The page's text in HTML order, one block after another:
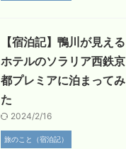
【宿泊記】鴨川が見える
ホテルのソラリア西鉄京
都プレミアに泊まってみ
た
2024/2/16
旅のこと（宿泊記）